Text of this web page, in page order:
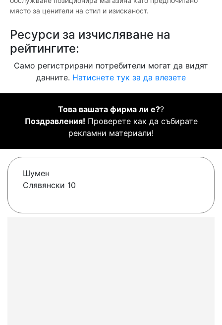
място за ценители на стил и изисканост.
Ресурси за изчисляване на
рейтингите:
Само регистрирани потребители могат да видят
данните. Натиснете тук за да влезете
Това вашата фирма ли е??
Поздравления! Проверете как да събирате
рекламни материали!
Шумен
Слявянски 10